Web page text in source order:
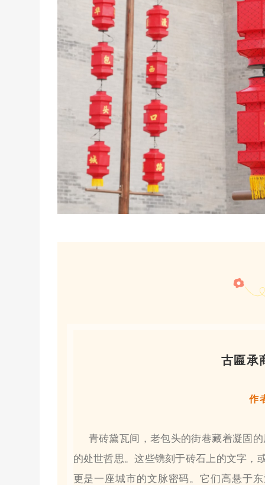
古匾承
作
青砖黛瓦间，老包头的街巷藏着凝固
的处世哲思。这些镌刻于砖石上的文字，
更是一座城市的文脉密码。它们高悬于